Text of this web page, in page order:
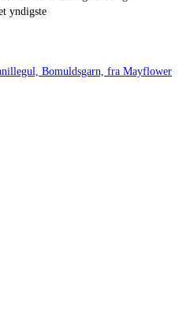
yndigste